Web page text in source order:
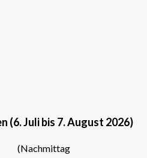
(6. Juli bis 7. August 2026)
(Nachmittag